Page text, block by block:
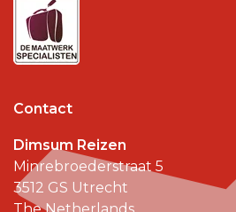
Contact
Dimsum Reizen
Minrebroederstraat 5
3512 GS Utrecht